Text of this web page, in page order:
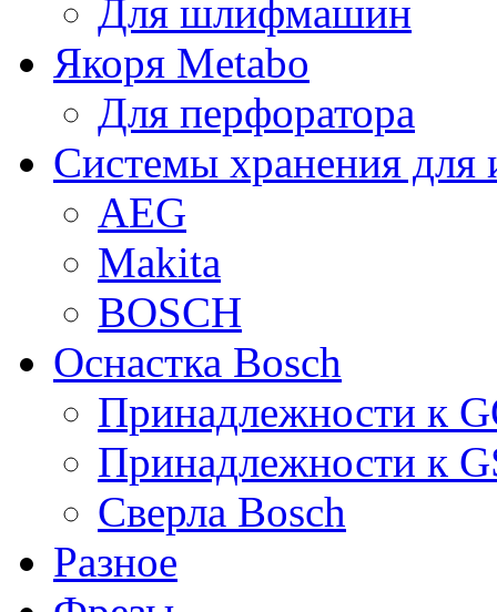
Для шлифмашин
Якоря Metabo
Для перфоратора
Системы хранения для
AEG
Makita
BOSCH
Оснастка Bosch
Принадлежности к
Принадлежности к
Сверла Bosch
Разное